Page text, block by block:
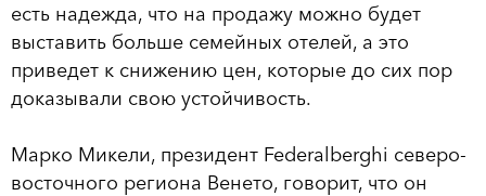
есть надежда, что на продажу можно будет
выставить больше семейных отелей, а это
приведет к снижению цен, которые до сих пор
доказывали свою устойчивость.
Марко Микели, президент Federalberghi северо-
восточного региона Венето, говорит, что он